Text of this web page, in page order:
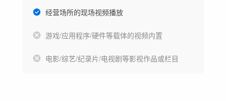
经营场所的现场视频播放
游戏/应用程序/硬件等载体的视频内置
电影/综艺/纪录片/电视剧等影视作品或栏目